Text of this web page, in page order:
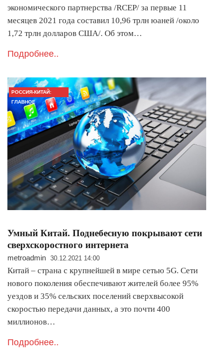
экономического партнерства /RCEP/ за первые 11
месяцев 2021 года составил 10,96 трлн юаней /около
1,72 трлн долларов США/. Об этом…
Подробнее..
РОССИЯ-КИТАЙ:
ГЛАВНОЕ
Умный Китай. Поднебесную покрывают сети
сверхскоростного интернета
metroadmin 30.12.2021 14:00
Китай – страна с крупнейшей в мире сетью 5G. Сети
нового поколения обеспечивают жителей более 95%
уездов и 35% сельских поселений сверхвысокой
скоростью передачи данных, а это почти 400
миллионов…
Подробнее..